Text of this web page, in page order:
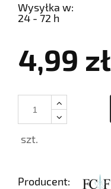
Wysyłka w:
24 - 72 h
4,99 zł
szt.
Producent: